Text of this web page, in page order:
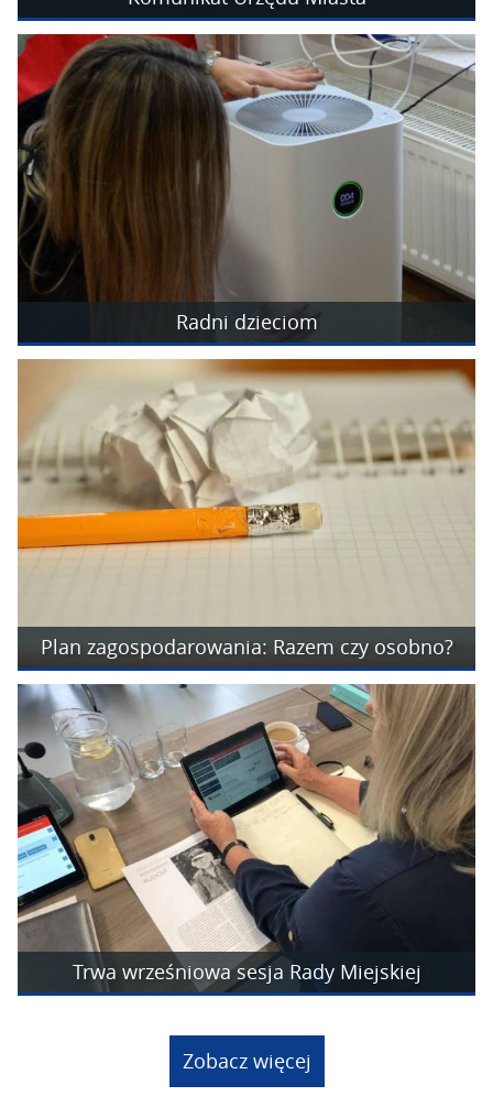
Radni dzieciom
Plan zagospodarowania: Razem czy osobno?
Trwa wrześniowa sesja Rady Miejskiej
Zobacz więcej